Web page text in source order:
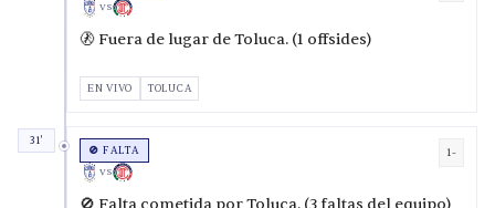
VS
🚷 Fuera de lugar de Toluca. (1 offsides)
EN VIVO TOLUCA
31'
🚫 FALTA
VS
1-